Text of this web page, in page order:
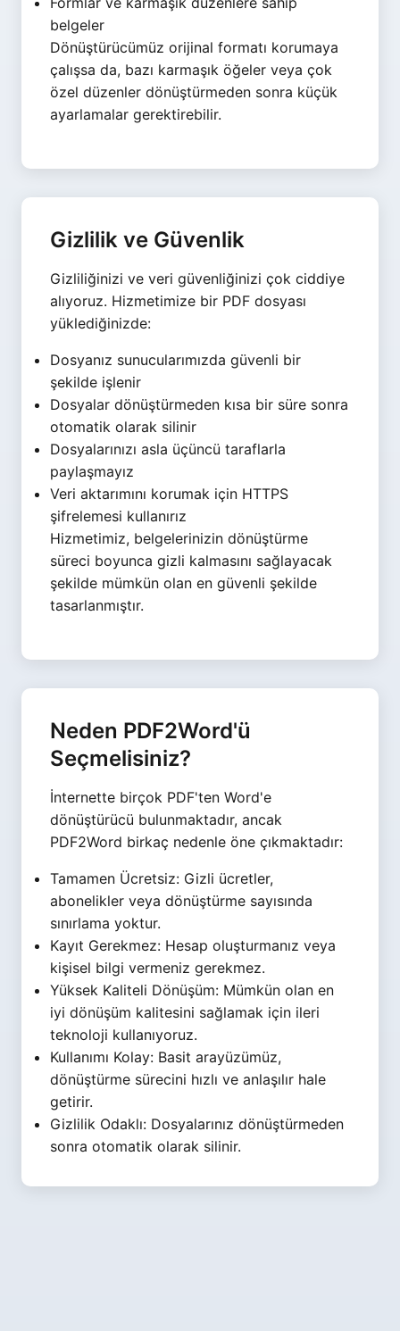
belgeler
Dönüştürücümüz orijinal formatı korumaya
çalışsa da, bazı karmaşık öğeler veya çok
özel düzenler dönüştürmeden sonra küçük
ayarlamalar gerektirebilir.
Gizlilik ve Güvenlik
Gizliliğinizi ve veri güvenliğinizi çok ciddiye
alıyoruz. Hizmetimize bir PDF dosyası
yüklediğinizde:
Dosyanız sunucularımızda güvenli bir
şekilde işlenir
Dosyalar dönüştürmeden kısa bir süre sonra
otomatik olarak silinir
Dosyalarınızı asla üçüncü taraflarla
paylaşmayız
Veri aktarımını korumak için HTTPS
şifrelemesi kullanırız
Hizmetimiz, belgelerinizin dönüştürme
süreci boyunca gizli kalmasını sağlayacak
şekilde mümkün olan en güvenli şekilde
tasarlanmıştır.
Neden PDF2Word'ü
Seçmelisiniz?
İnternette birçok PDF'ten Word'e
dönüştürücü bulunmaktadır, ancak
PDF2Word birkaç nedenle öne çıkmaktadır:
Tamamen Ücretsiz: Gizli ücretler,
abonelikler veya dönüştürme sayısında
sınırlama yoktur.
Kayıt Gerekmez: Hesap oluşturmanız veya
kişisel bilgi vermeniz gerekmez.
Yüksek Kaliteli Dönüşüm: Mümkün olan en
iyi dönüşüm kalitesini sağlamak için ileri
teknoloji kullanıyoruz.
Kullanımı Kolay: Basit arayüzümüz,
dönüştürme sürecini hızlı ve anlaşılır hale
getirir.
Gizlilik Odaklı: Dosyalarınız dönüştürmeden
sonra otomatik olarak silinir.